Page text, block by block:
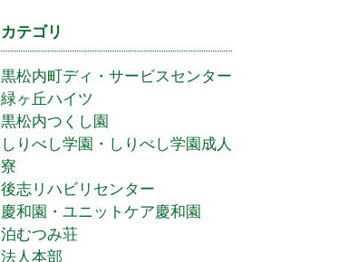
カテゴリ
黒松内町ディ・サービスセンター
緑ヶ丘ハイツ
黒松内つくし園
しりべし学園・しりべし学園成人
寮
後志リハビリセンター
慶和園・ユニットケア慶和園
泊むつみ荘
法人本部